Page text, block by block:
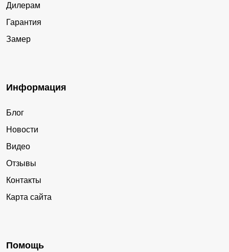
Дилерам
Гарантия
Замер
Информация
Блог
Новости
Видео
Отзывы
Контакты
Карта сайта
Помощь